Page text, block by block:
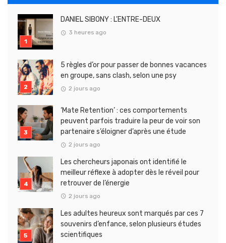
DANIEL SIBONY : L’ENTRE-DEUX
3 heures ago
5 règles d’or pour passer de bonnes vacances
en groupe, sans clash, selon une psy
2 jours ago
‘Mate Retention’ : ces comportements
peuvent parfois traduire la peur de voir son
partenaire s’éloigner d’après une étude
2 jours ago
Les chercheurs japonais ont identifié le
meilleur réflexe à adopter dès le réveil pour
retrouver de l’énergie
2 jours ago
Les adultes heureux sont marqués par ces 7
souvenirs d’enfance, selon plusieurs études
scientifiques